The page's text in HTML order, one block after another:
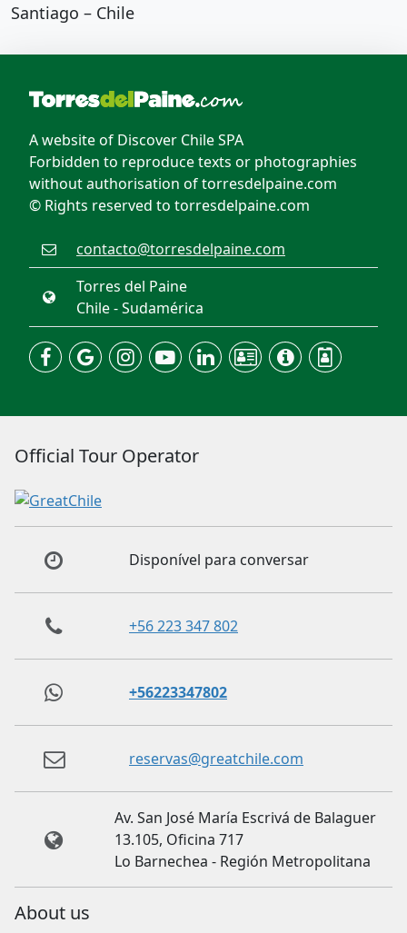
Santiago – Chile
A website of Discover Chile SPA
Forbidden to reproduce texts or photographies
without authorisation of torresdelpaine.com
© Rights reserved to torresdelpaine.com
contacto@torresdelpaine.com
Torres del Paine
Chile - Sudamérica
Official Tour Operator
Disponível para conversar
+56 223 347 802
+56223347802
reservas@greatchile.com
Av. San José María Escrivá de Balaguer
13.105, Oficina 717
Lo Barnechea - Región Metropolitana
About us